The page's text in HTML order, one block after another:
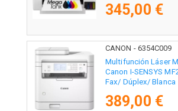
345,00 €
CANON - 6354C009
Multifunción Láser
Canon I-SENSYS
Fax/ Dúplex/ Blanca
389,00 €